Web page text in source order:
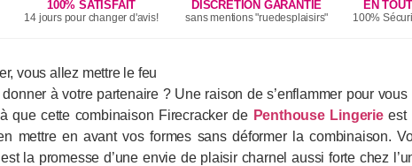
100% SATISFAIT
14 jours pour changer d'avis!
DISCRÉTION GARANTIE
sans mentions "ruedesplaisirs"
EN
100%
vous allez mettre le feu
donner à votre partenaire ? Une raison de s’enflammer pour
que cette combinaison Firecracker de Penthouse Lingerieest
mettre en avant vos formes sans déformer la combinaison.
est la promesse d’une envie de plaisir charnel aussi forte chez